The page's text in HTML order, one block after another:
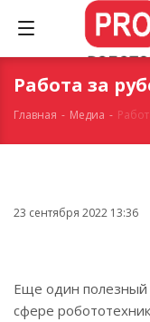
Работа за
Главная - Медиа -
23 сентября 2022 13:36
Еще один полезный
сфере